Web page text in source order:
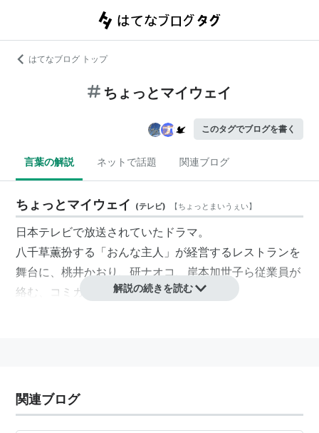
はてなブログ トップ
ちょっとマイウェイ
このタグでブログを書く
言葉の解説 ネットで話題 関連ブログ
ちょっとマイウェイ (テレビ) 【ちょっとまいうぇい】
日本テレビで放送されていたドラマ。
八千草薫扮する「おんな主人」が経営するレストランを
舞台に、桃井かおり、研ナオコ、岸本加世子ら従業員が
絡む、コミカル・タッチのドラマ。
脚本 鎌田敏夫、他
音楽 荒木一郎 （主題歌 「夜明けのマイウェイ」 ＰＡ
解説の続きを読む
関連ブログ